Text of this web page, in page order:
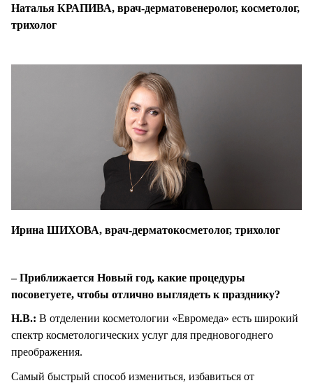
Наталья КРАПИВА, врач-дерматовенеролог, косметолог,
трихолог
Ирина ШИХОВА, врач-дерматокосметолог, трихолог
– Приближается Новый год, какие процедуры
посоветуете, чтобы отлично выглядеть к празднику?
Н.В.: В отделении косметологии «Евромеда» есть широкий
спектр косметологических услуг для предновогоднего
преображения.
Самый быстрый способ измениться, избавиться от